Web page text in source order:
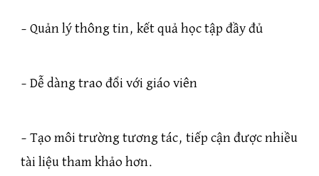
– Quản lý thông tin, kết quả học tập đầy đủ
– Dễ dàng trao đổi với giáo viên
– Tạo môi trường tương tác, tiếp cận được nhiều
tài liệu tham khảo hơn.